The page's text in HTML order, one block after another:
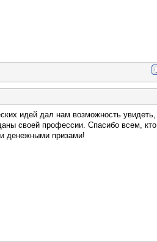
идей дал нам возможность увидеть,
своей профессии. Спасибо всем, кто
денежными призами!